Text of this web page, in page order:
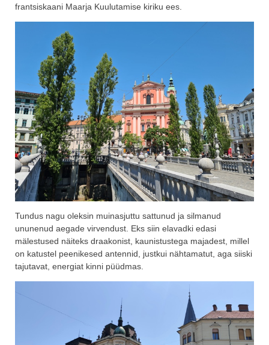
frantsiskaani Maarja Kuulutamise kiriku ees.
Tundus nagu oleksin muinasjuttu sattunud ja silmanud
ununenud aegade virvendust. Eks siin elavadki edasi
mälestused näiteks draakonist, kaunistustega majadest, millel
on katustel peenikesed antennid, justkui nähtamatut, aga siiski
tajutavat, energiat kinni püüdmas.